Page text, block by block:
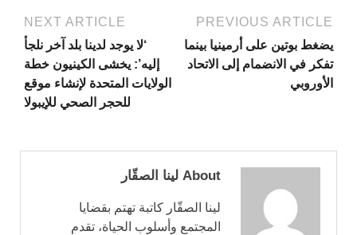
PREVIOUS ARTICLE
يضغط بوتين على أرمينيا بينما
تفكر في الانضمام إلى الاتحاد
الأوروبي
NEXT ARTICLE
‘لا يوجد لدينا بلد آخر نلجأ
إليه’: يخشى الكينيون خطة
الولايات المتحدة لإنشاء موقع
للحجر الصحي للإيبولا
About لينا الصقّار
لينا الصقّار كاتبة تهتم بقضايا
المجتمع وأسلوب الحياة، تقدم